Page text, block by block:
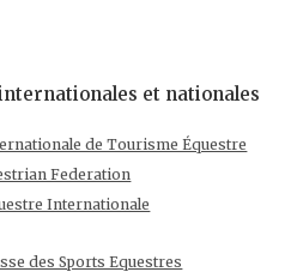
et nationales
de Tourisme Équestre
Federation
Internationale
des Sports Equestres